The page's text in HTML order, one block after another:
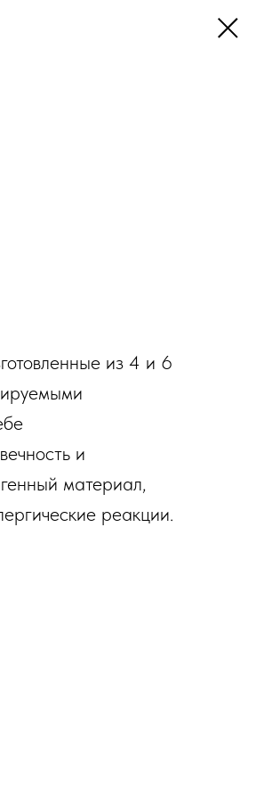
из 4 и 6
и
материал,
реакции.